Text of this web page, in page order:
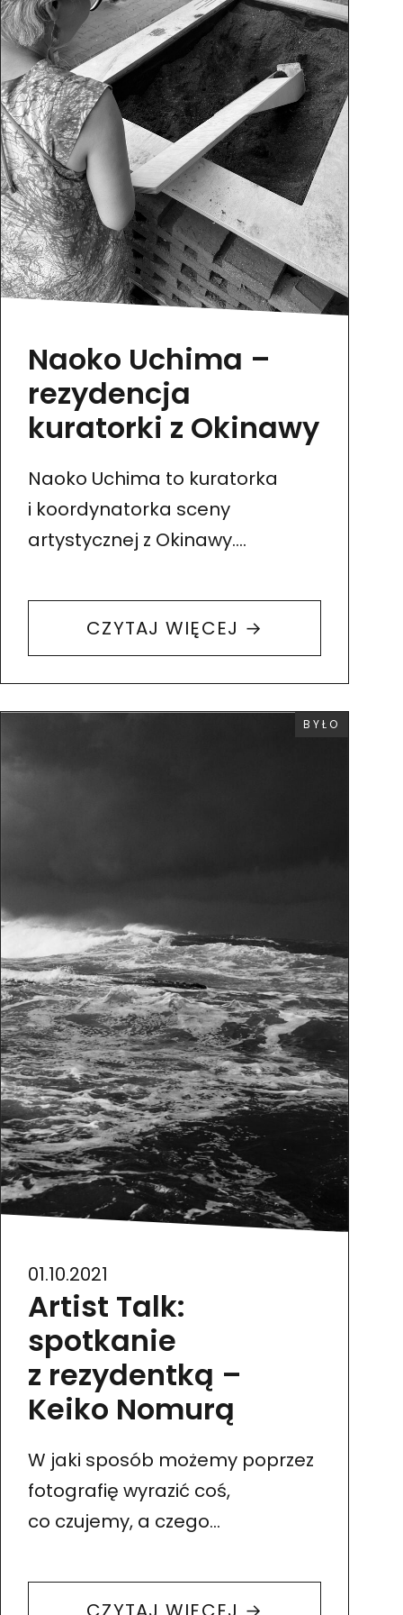
Naoko Uchima –
rezydencja
kuratorki z Okinawy
Naoko Uchima to kuratorka
i koordynatorka sceny
artystycznej z Okinawy.
w Polsce przyjechała na wizytę
studyjną w ramach grantu
otrzymanego od Okinawa Arts
CZYTAJ WIĘCEJ →
Artist Talk:
spotkanie
z rezydentką –
Keiko Nomurą
01.10.2021
WYDARZENIE
BYŁO
W jaki sposób możemy poprzez
fotografię wyrazić coś,
co czujemy, a czego
zobaczyć? Jak stworzyć obraz,